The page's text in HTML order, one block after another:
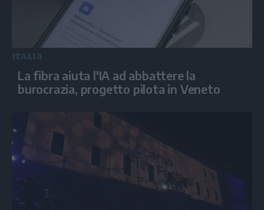
ITALIA
La fibra aiuta l'IA ad abbattere la
burocrazia, progetto pilota in Veneto